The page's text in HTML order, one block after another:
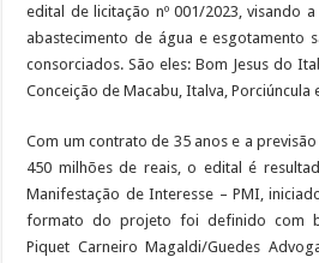
edital de licitação nº 001/2023, visando
abastecimento de água e esgotamento
consorciados. São eles: Bom Jesus do
Conceição de Macabu, Italva, Porciúncula
Com um contrato de 35 anos e a
450 milhões de reais, o edital é
Manifestação de Interesse – PMI,
formato do projeto foi definido com
Piquet Carneiro Magaldi/Guedes